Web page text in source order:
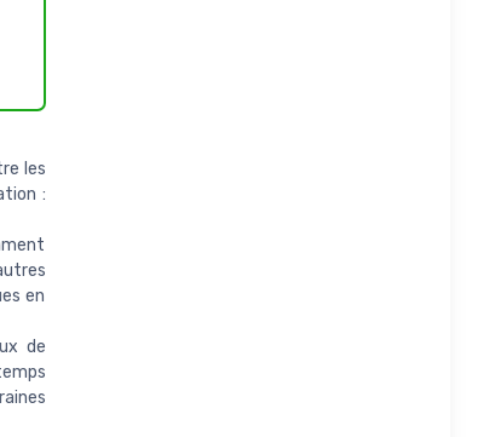
les
:
en
de